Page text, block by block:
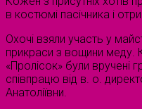
в костюмі пасічника і
Охочі взяли участь у
прикраси з вощини меду.
«Пролісок» були вручені
співпрацю від в. о.
Анатоліївни.